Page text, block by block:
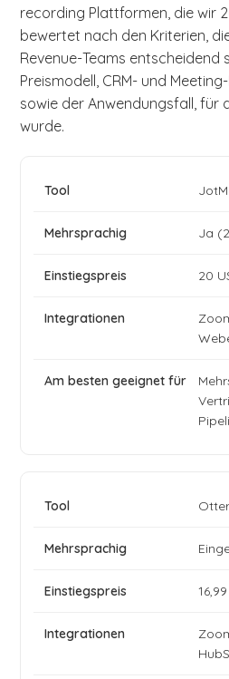
recording Plattformen, die wir
bewertet nach den Kriterien,
Revenue-Teams entscheidend
Preismodell, CRM- und
sowie der Anwendungsfall, für
wurde.
Ja
20